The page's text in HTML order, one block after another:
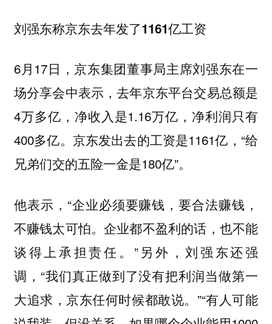
刘强东称京东去年发了1161亿工资
6月17日，京东集团董事局主席刘强东在一
场分享会中表示，去年京东平台交易总额是
4万多亿，净收入是1.16万亿，净利润只有
400多亿。京东发出去的工资是1161亿，“给
兄弟们交的五险一金是180亿”。
他表示，“企业必须要赚钱，要合法赚钱，
不赚钱太可怕。企业都不盈利的话，也不能
谈得上承担责任。”另外，刘强东还强
调，“我们真正做到了没有把利润当做第一
大追求，京东任何时候都敢说。”“有人可能